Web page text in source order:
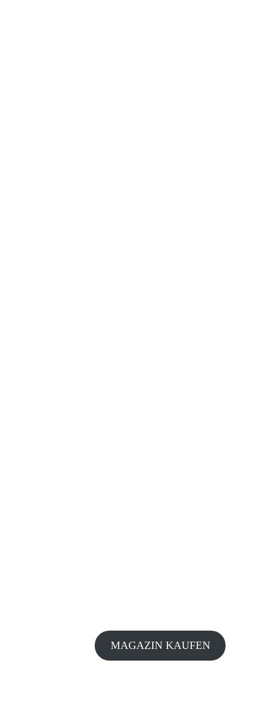
MAGAZIN KAUFEN